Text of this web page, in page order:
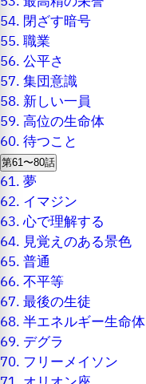
54. 閉ざす暗号
55.職業
56.公平さ
57.集団意識
58.新しい一員
59.高位の生命体
60.待つこと
第61〜80話
61.夢
62. イマジン
63.心で理解する
64. 見覚えのある景色
65.普通
66.不平等
67.最後の生徒
68.半エネルギー生命体
69. デグラ
70. フリーメイソン